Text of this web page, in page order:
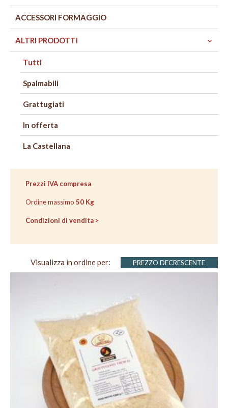
ACCESSORI FORMAGGIO
ALTRI PRODOTTI
Tutti
Spalmabili
Grattugiati
In offerta
La Castellana
VAI
CARRELLO
VAI
CASSA
Prezzi IVA compresa
Ordine massimo 50 Kg
Condizioni di vendita >
Visualizza in ordine per: PREZZO DECRESCENTE